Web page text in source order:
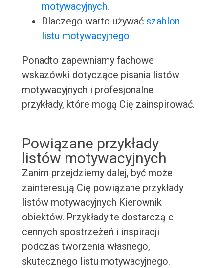
motywacyjnych.
Dlaczego warto używać szablon
listu motywacyjnego
Ponadto zapewniamy fachowe
wskazówki dotyczące pisania listów
motywacyjnych i profesjonalne
przykłady, które mogą Cię zainspirować.
Powiązane przykłady
listów motywacyjnych
Zanim przejdziemy dalej, być może
zainteresują Cię powiązane przykłady
listów motywacyjnych Kierownik
obiektów. Przykłady te dostarczą ci
cennych spostrzeżeń i inspiracji
podczas tworzenia własnego,
skutecznego listu motywacyjnego.